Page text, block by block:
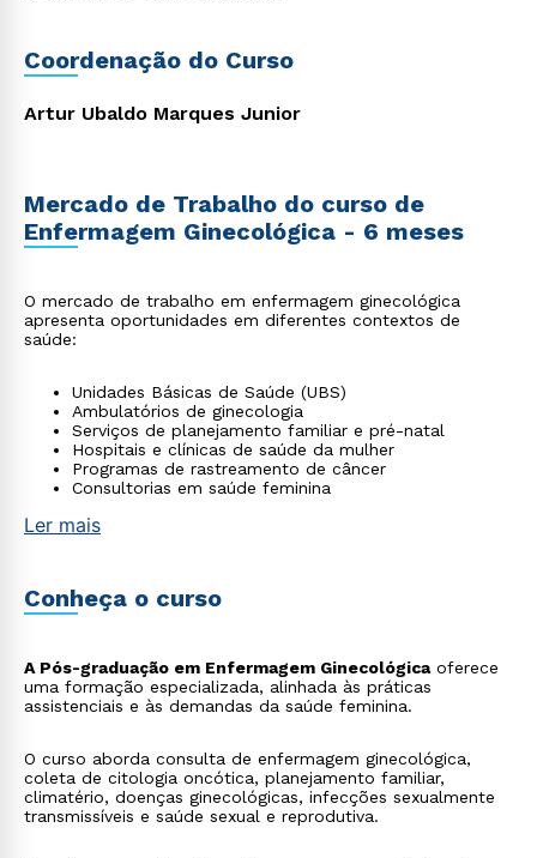
Coordenação do Curso
Artur Ubaldo Marques Junior
Mercado de Trabalho do curso de
Enfermagem Ginecológica - 6 meses
O mercado de trabalho em enfermagem ginecológica
apresenta oportunidades em diferentes contextos de
saúde:
Unidades Básicas de Saúde (UBS)
Ambulatórios de ginecologia
Serviços de planejamento familiar e pré-natal
Hospitais e clínicas de saúde da mulher
Programas de rastreamento de câncer
Consultorias em saúde feminina
Ler mais
Conheça o curso
A Pós-graduação em Enfermagem Ginecológicaoferece
uma formação especializada, alinhada às práticas
assistenciais e às demandas da saúde feminina.
O curso aborda consulta de enfermagem ginecológica,
coleta de citologia oncótica, planejamento familiar,
climatério, doenças ginecológicas, infecções sexualmente
transmissíveis e saúde sexual e reprodutiva.